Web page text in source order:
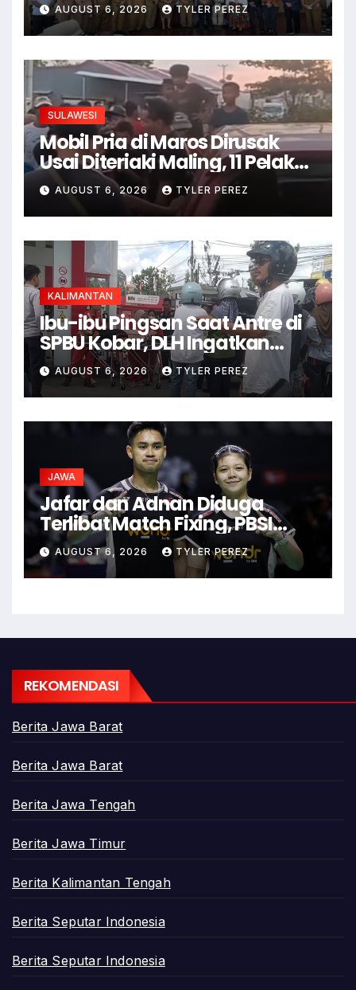
AUGUST 6, 2026 TYLER PEREZ
SULAWESI
Mobil Pria di Maros Dirusak
Usai Diteriaki Maling, 11 Pelaku
Ditangkap
AUGUST 6, 2026 TYLER PEREZ
KALIMANTAN
Ibu-ibu Pingsan Saat Antre di
SPBU Kobar, DLH Ingatkan
Ancaman Dehidrasi
AUGUST 6, 2026 TYLER PEREZ
JAWA
Jafar dan Adnan Diduga
Terlibat Match Fixing, PBSI
Langsung Ubah Komposisi
Ganda Campuran
AUGUST 6, 2026 TYLER PEREZ
REKOMENDASI
Berita Jawa Barat
Berita Jawa Barat
Berita Jawa Tengah
Berita Jawa Timur
Berita Kalimantan Tengah
Berita Seputar Indonesia
Berita Seputar Indonesia